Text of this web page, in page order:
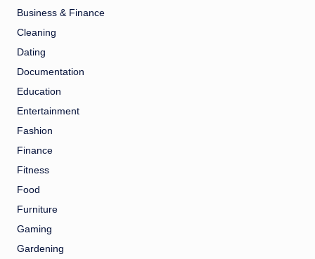
Business & Finance
Cleaning
Dating
Documentation
Education
Entertainment
Fashion
Finance
Fitness
Food
Furniture
Gaming
Gardening